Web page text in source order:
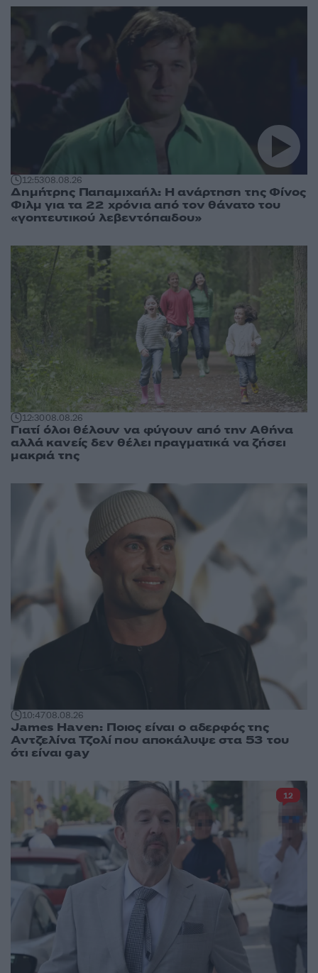
12:5308.08.26
Δημήτρης Παπαμιχαήλ: Η ανάρτηση της Φίνος
Φιλμ για τα 22 χρόνια από τον θάνατο του
«γοητευτικού λεβεντόπαιδου»
12:3008.08.26
Γιατί όλοι θέλουν να φύγουν από την Αθήνα
αλλά κανείς δεν θέλει πραγματικά να ζήσει
μακριά της
10:4708.08.26
James Haven: Ποιος είναι ο αδερφός της
Αντζελίνα Τζολί που αποκάλυψε στα 53 του
ότι είναι gay
12